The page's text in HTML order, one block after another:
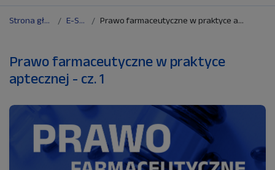
Strona główna E-Sklep Prawo farmaceutyczne w praktyce aptecznej - cz. 1
Prawo farmaceutyczne w praktyce
aptecznej - cz. 1